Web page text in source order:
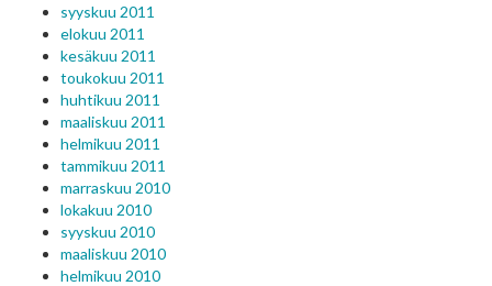
syyskuu 2011
elokuu 2011
kesäkuu 2011
toukokuu 2011
huhtikuu 2011
maaliskuu 2011
helmikuu 2011
tammikuu 2011
marraskuu 2010
lokakuu 2010
syyskuu 2010
maaliskuu 2010
helmikuu 2010